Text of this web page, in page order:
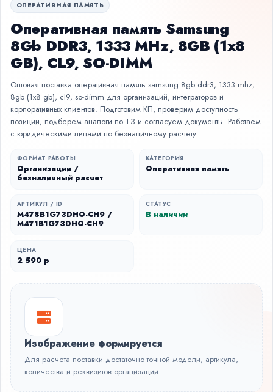
ОПЕРАТИВНАЯ ПАМЯТЬ
Оперативная память Samsung
8Gb DDR3, 1333 MHz, 8GB (1x8
GB), CL9, SO-DIMM
Оптовая поставка оперативная память samsung 8gb ddr3, 1333 mhz,
8gb (1x8 gb), cl9, so-dimm для организаций, интеграторов и
корпоративных клиентов. Подготовим КП, проверим доступность
позиции, подберем аналоги по ТЗ и согласуем документы. Работаем
с юридическими лицами по безналичному расчету.
ФОРМАТ РАБОТЫ
Организации /
безналичный расчет
КАТЕГОРИЯ
Оперативная память
АРТИКУЛ / ID
M478B1G73DHO-CH9 /
M471B1G73DHO-CH9
СТАТУС
В наличии
ЦЕНА
2 590 р
Изображение формируется
Для расчета поставки достаточно точной модели, артикула,
количества и реквизитов организации.